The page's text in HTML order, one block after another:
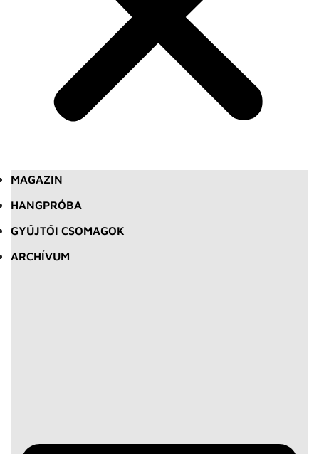
MAGAZIN
HANGPRÓBA
GYŰJTŐI CSOMAGOK
ARCHÍVUM